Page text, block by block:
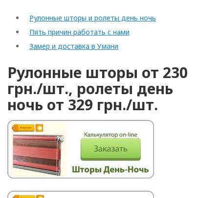
Rolled
Horizontal
Vertical
Рулонные шторы и ролеты день ночь
Пять причин работать с нами
Замер и доставка в Умани
Рулонные шторы от 230
грн./шт., ролеты день
ночь от 329 грн./шт.